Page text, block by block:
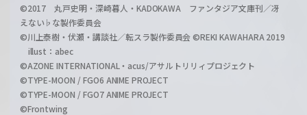
©2017 丸戸史明・深崎暮人・KADOKAWA ファンタジア文庫刊／冴
えない♭な製作委員会
©川上泰樹・伏瀬・講談社／転スラ製作委員会 ©REKI KAWAHARA 2019
illust：abec
©AZONE INTERNATIONAL・acus/アサルトリリィプロジェクト
©TYPE-MOON / FGO6 ANIME PROJECT
©TYPE-MOON / FGO7 ANIME PROJECT
©Frontwing